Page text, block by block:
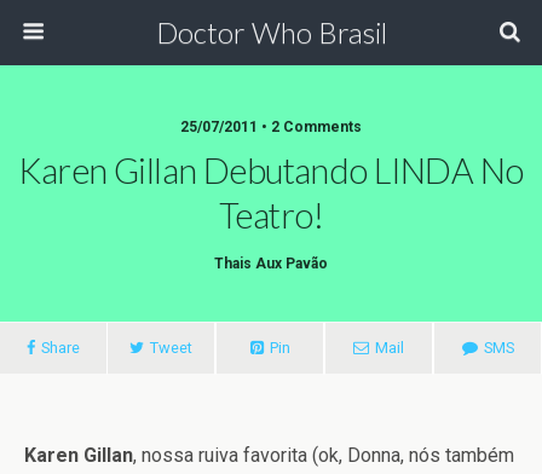
Doctor Who Brasil
25/07/2011 • 2 Comments
Karen Gillan Debutando LINDA No
Teatro!
Thais Aux Pavão
Share Tweet Pin Mail SMS
Karen Gillan, nossa ruiva favorita (ok, Donna, nós também